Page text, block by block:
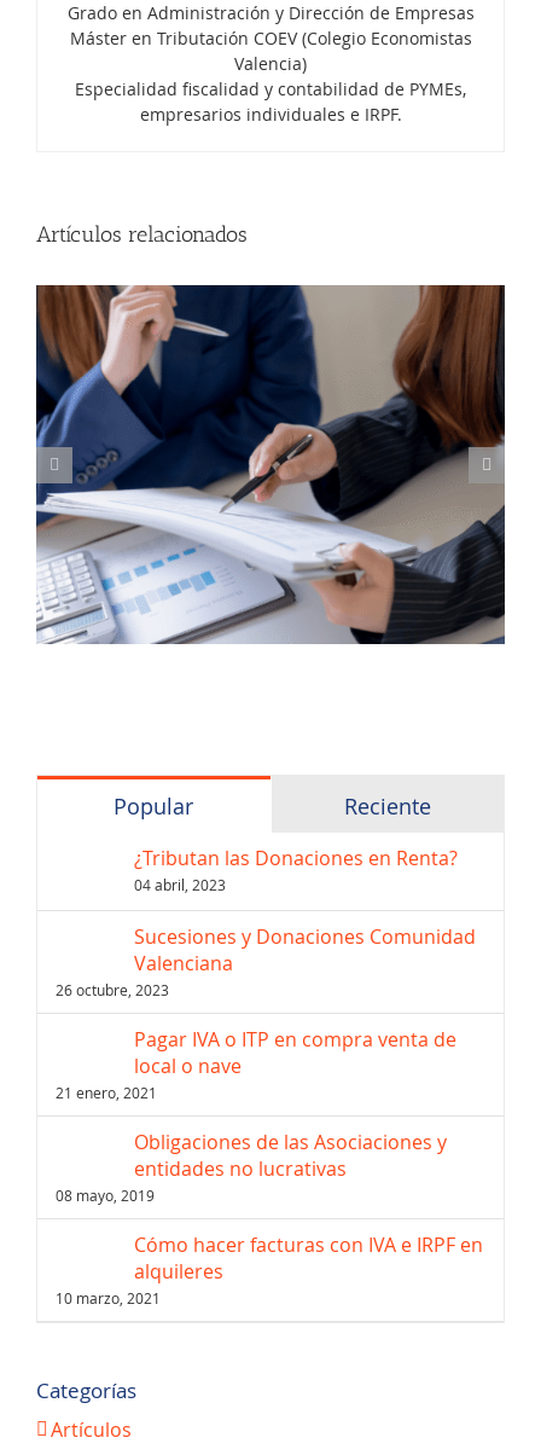
Grado en Administración y Dirección de Empresas
Máster en Tributación COEV (Colegio Economistas
Valencia)
Especialidad fiscalidad y contabilidad de PYMEs,
empresarios individuales e IRPF.
Artículos relacionados
¿Tienes que presentar impuestos en
Popular Reciente
¿Tributan las Donaciones en Renta?
04 abril, 2023
Sucesiones y Donaciones Comunidad
Valenciana
26 octubre, 2023
Pagar IVA o ITP en compra venta de
local o nave
21 enero, 2021
Obligaciones de las Asociaciones y
entidades no lucrativas
08 mayo, 2019
Cómo hacer facturas con IVA e IRPF en
alquileres
10 marzo, 2021
Categorías
Artículos